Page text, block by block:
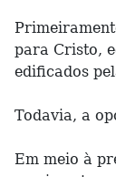
para Cristo,
edificados
Todavia, a
Em meio à